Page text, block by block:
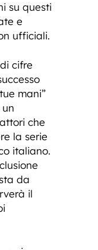
su questi
e
ufficiali.
cifre
mani”
che
la serie
italiano.
da
il